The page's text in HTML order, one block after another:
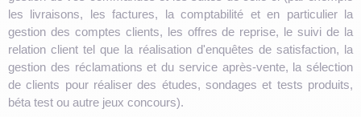
les livraisons, les factures, la comptabilité et en particulier la
gestion des comptes clients, les offres de reprise, le suivi de la
relation client tel que la réalisation d'enquêtes de satisfaction, la
gestion des réclamations et du service après-vente, la sélection
de clients pour réaliser des études, sondages et tests produits,
béta test ou autre jeux concours).